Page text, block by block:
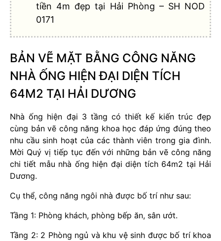
tiền 4m đẹp tại Hải Phòng – SH NOD
0171
BẢN VẼ MẶT BẰNG CÔNG NĂNG
NHÀ ỐNG HIỆN ĐẠI DIỆN TÍCH
64M2 TẠI HẢI DƯƠNG
Nhà ống hiện đại 3 tầng có thiết kế kiến trúc đẹp
cùng bản vẽ công năng khoa học đáp ứng đúng theo
nhu cầu sinh hoạt của các thành viên trong gia đình.
Mời Quý vị tiếp tục đến với những bản vẽ công năng
chi tiết mẫu nhà ống hiện đại diện tích 64m2 tại Hải
Dương.
Cụ thể, công năng ngôi nhà được bố trí như sau:
Tầng 1: Phòng khách, phòng bếp ăn, sân ướt.
Tầng 2: 2 Phòng ngủ và khu vệ sinh được bố trí khoa